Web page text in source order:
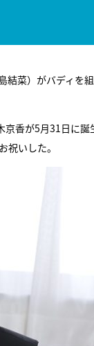
菜）がバディを
香が5月31日に
いした。